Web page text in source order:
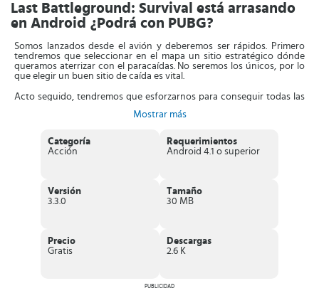
Last Battleground: Survival está arrasando
en Android ¿Podrá con PUBG?
Somos lanzados desde el avión y deberemos ser rápidos. Primero
tendremos que seleccionar en el mapa un sitio estratégico dónde
queramos aterrizar con el paracaídas. No seremos los únicos, por lo
que elegir un buen sitio de caída es vital.
Acto seguido, tendremos que esforzarnos para conseguir todas las
estar bien preparados para la batalla final. Pero no te confíes en
puerta, ventana o habitación. Sé lo más sigiloso posible y ten tus
cinco sentidos siempre activos.
Battleground: Survival
parches y/o actualizaciones. Aún así, se trata de uno de los juegos
más fieles aPUBG
(que ya está disponible también para dispositivos
Mostrar más
Categoría
Acción
Requerimientos
Android 4.1 o superior
Versión
3.3.0
Tamaño
30 MB
Precio
Gratis
Descargas
2.6 K
PUBLICIDAD